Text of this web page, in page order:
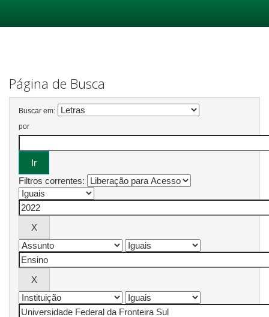
Página de Busca
Buscar em:
por
Filtros correntes: